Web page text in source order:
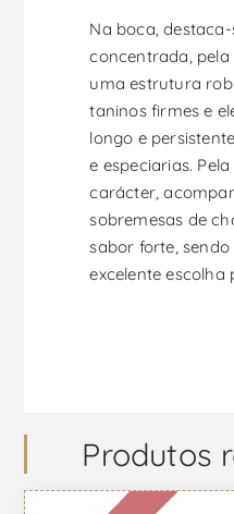
Na boca,
concentrada,
uma estrutura
taninos firmes e
longo e
e especiarias.
carácter,
sobremesas de
sabor forte,
excelente escolha
Produtos